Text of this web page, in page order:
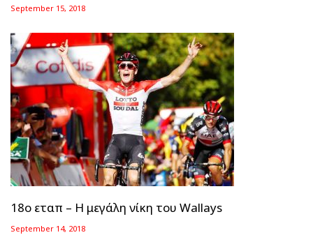
September 15, 2018
18ο εταπ – Η μεγάλη νίκη του Wallays
September 14, 2018